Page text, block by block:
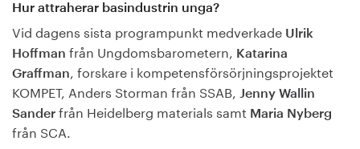
Hur attraherar basindustrin unga?
Vid dagens sista programpunkt medverkade Ulrik
Hoffman från Ungdomsbarometern,
Katarina
Graffman
, forskare i kompetensförsörjningsprojektet
KOMPET, Anders Storman från SSAB,
Jenny Wallin
Sander från Heidelberg materials samt Maria Nyberg
från SCA.